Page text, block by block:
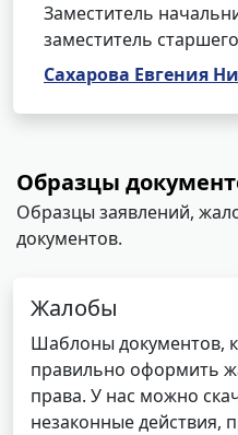
Заместитель
заместитель
Сахарова Евгения
Образцы
Образцы заявлений,
документов.
Жалобы
Шаблоны документов,
правильно оформить
права. У нас можно
незаконные действия,